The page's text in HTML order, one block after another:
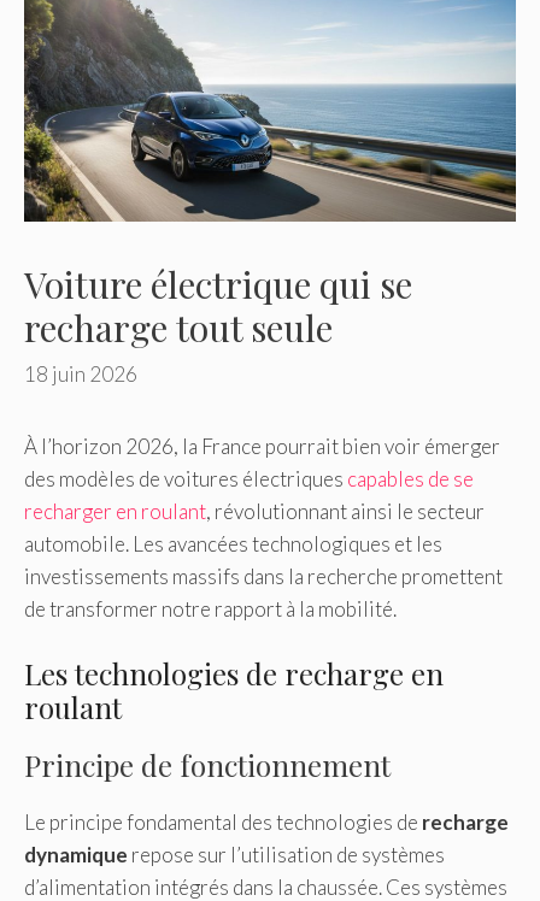
Voiture électrique qui se
recharge tout seule
18 juin 2026
À l’horizon 2026, la France pourrait bien voir émerger
des modèles de voitures électriques capables de se
recharger en roulant, révolutionnant ainsi le secteur
automobile. Les avancées technologiques et les
investissements massifs dans la recherche promettent
de transformer notre rapport à la mobilité.
Les technologies de recharge en
roulant
Principe de fonctionnement
Le principe fondamental des technologies de recharge
dynamique repose sur l’utilisation de systèmes
d’alimentation intégrés dans la chaussée. Ces systèmes